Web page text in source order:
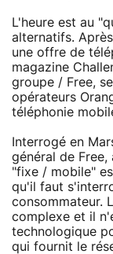
L'heure est au
alternatifs.
une offre de
magazine
groupe / Free,
opérateurs
téléphonie
Interrogé en
général de
"fixe / mobile"
qu'il faut
consommateur.
complexe et il
technologique
qui fournit le